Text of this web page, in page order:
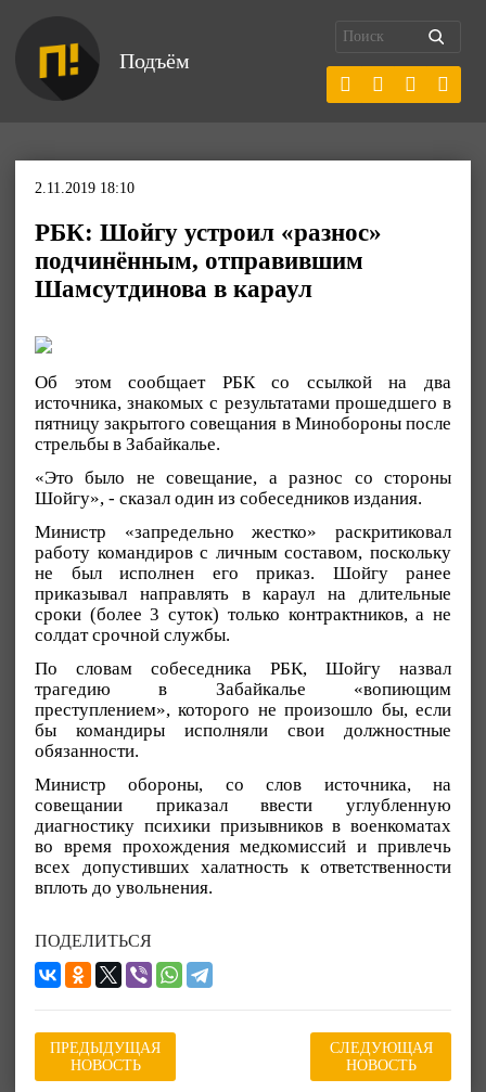
Подъём
2.11.2019 18:10
РБК: Шойгу устроил «разнос»
подчинённым, отправившим
Шамсутдинова в караул
Об этом сообщает РБК со ссылкой на два
источника, знакомых с результатами прошедшего в
пятницу закрытого совещания в Минобороны после
стрельбы в Забайкалье.
«Это было не совещание, а разнос со стороны
Шойгу», - сказал один из собеседников издания.
Министр «запредельно жестко» раскритиковал
работу командиров с личным составом, поскольку
не был исполнен его приказ. Шойгу ранее
приказывал направлять в караул на длительные
сроки (более 3 суток) только контрактников, а не
солдат срочной службы.
По словам собеседника РБК, Шойгу назвал
трагедию в Забайкалье «вопиющим
преступлением», которого не произошло бы, если
бы командиры исполняли свои должностные
обязанности.
Министр обороны, со слов источника, на
совещании приказал ввести углубленную
диагностику психики призывников в военкоматах
во время прохождения медкомиссий и привлечь
всех допустивших халатность к ответственности
вплоть до увольнения.
ПОДЕЛИТЬСЯ
ПРЕДЫДУЩАЯ
НОВОСТЬ
СЛЕДУЮЩАЯ
НОВОСТЬ